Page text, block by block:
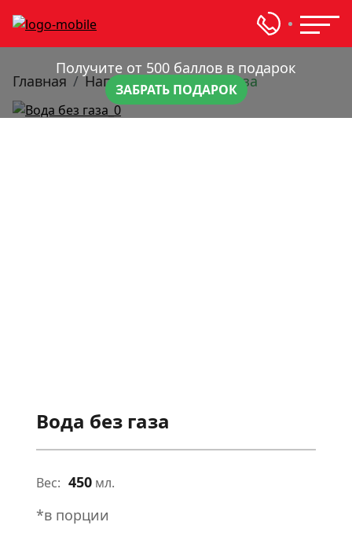
Главная Напитки Вода без газа
Вода без газа
Вес: 450 мл.
*в порции
Получите от 500 баллов в подарок
ЗАБРАТЬ ПОДАРОК